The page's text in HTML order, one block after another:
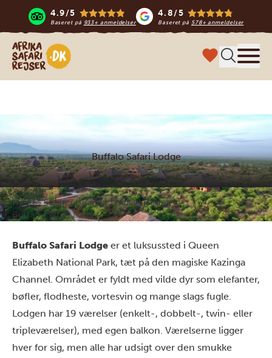
4.9/5
Baseret på 933+ anmeldelser
4.8/5
Baseret på 578+ anmeldelser
Safari-rejser i Afrika
Buffalo Safari Lodge
Hjem Safari i Uganda
Indkvartering
Buffalo Safari Lodge
Buffalo Safari Lodge er et luksussted i Queen
Elizabeth National Park, tæt på den magiske Kazinga
Channel. Området er fyldt med vilde dyr som elefanter,
bøfler, flodheste, vortesvin og mange slags fugle.
Lodgen har 19 værelser (enkelt-, dobbelt-, twin- eller
tripleværelser), med egen balkon. Værelserne ligger
hver for sig, men alle har udsigt over den smukke